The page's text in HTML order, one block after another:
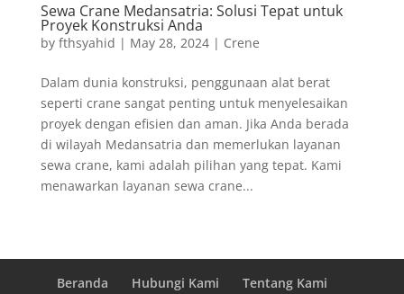
Sewa Crane Medansatria: Solusi Tepat untuk
Proyek Konstruksi Anda
by fthsyahid | May 28, 2024| Crene
Dalam dunia konstruksi, penggunaan alat berat
seperti crane sangat penting untuk menyelesaikan
proyek dengan efisien dan aman. Jika Anda berada
di wilayah Medansatria dan memerlukan layanan
sewa crane, kami adalah pilihan yang tepat. Kami
menawarkan layanan sewa crane...
Beranda Hubungi Kami
Tentang Kami